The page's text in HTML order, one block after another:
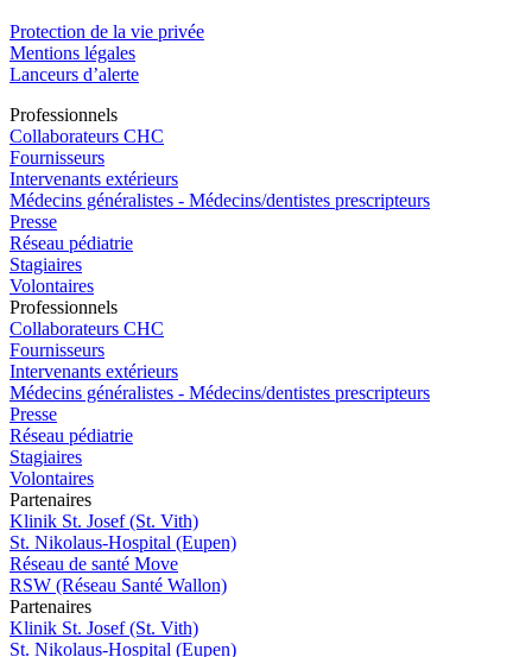
Protection de la vie privée
Mentions légales
Lanceurs d’alerte
Professionnels
Collaborateurs CHC
Fournisseurs
Intervenants extérieurs
Médecins généralistes - Médecins/dentistes prescripteurs
Presse
Réseau pédiatrie
Stagiaires
Volontaires
Professionnels
Collaborateurs CHC
Fournisseurs
Intervenants extérieurs
Médecins généralistes - Médecins/dentistes prescripteurs
Presse
Réseau pédiatrie
Stagiaires
Volontaires
Partenaires
Klinik St. Josef (St. Vith)
St. Nikolaus-Hospital (Eupen)
Réseau de santé Move
RSW (Réseau Santé Wallon)
Partenaires
Klinik St. Josef (St. Vith)
St. Nikolaus-Hospital (Eupen)